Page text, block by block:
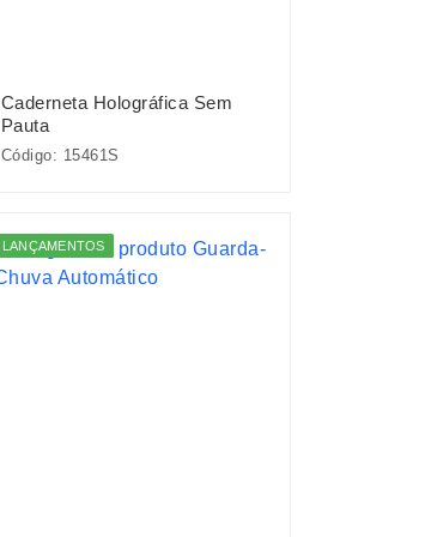
Caderneta Holográfica Sem
Pauta
Código: 15461S
LANÇAMENTOS